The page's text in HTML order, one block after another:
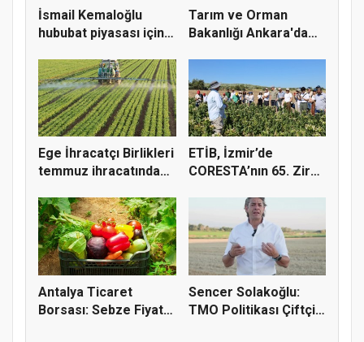
İsmail Kemaloğlu
hububat piyasası için 4
Tarım ve Orman
Bakanlığı Ankara'da
Ege İhracatçı Birlikleri
temmuz ihracatında
ETİB, İzmir’de
CORESTA’nın 65. Zirai
Antalya Ticaret
Borsası: Sebze Fiyat
Sencer Solakoğlu:
TMO Politikası Çiftçiyi